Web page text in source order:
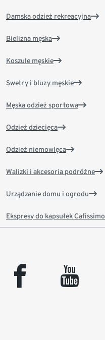
Damska odzież rekreacyjna
Bielizna męska
Koszule męskie
Swetry i bluzy męskie
Męska odzież sportowa
Odzież dziecięca
Odzież niemowlęca
Walizki i akcesoria podróżne
Urządzanie domu i ogrodu
Ekspresy do kapsułek Cafissimo
facebook youtube